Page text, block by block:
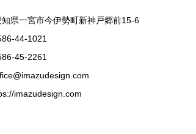
県一宮市今伊勢町新神戸郷前15-6
44-1021
45-2261
imazudesign.com